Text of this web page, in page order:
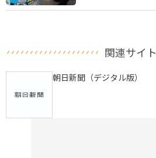
関連サイト
朝日新聞（デジタル版）